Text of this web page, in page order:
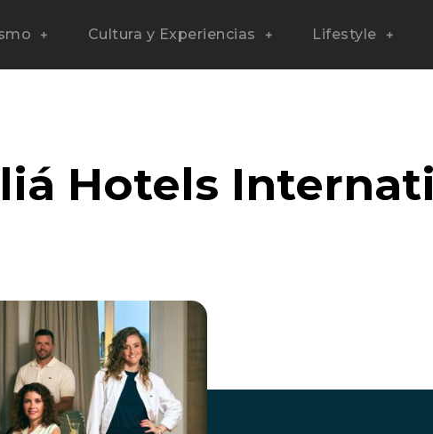
Cultura y Experiencias Lifestyle
Hotels